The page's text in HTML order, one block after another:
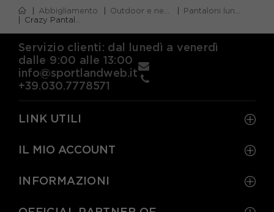
Abbigliamento Outdoor e neve
Pantaloni lunghi trekking
Crazy Pantaloni Trekking Joker Light Forest Uomo
Servizio clienti: dal lunedì a venerdì
dalle 9:00 alle 13:00
info@sportlandweb.it
+39.030.7778571
LINK UTILI
IL MIO ACCOUNT
INFORMAZIONI